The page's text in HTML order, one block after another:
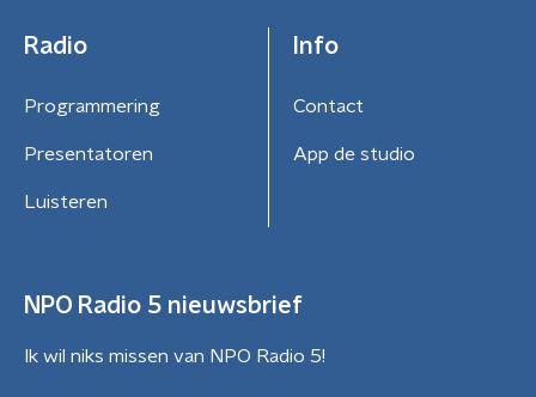
Radio
Programmering
Presentatoren
Luisteren
Info
Contact
App de studio
NPO Radio 5 nieuwsbrief
Ik wil niks missen van NPO Radio 5!